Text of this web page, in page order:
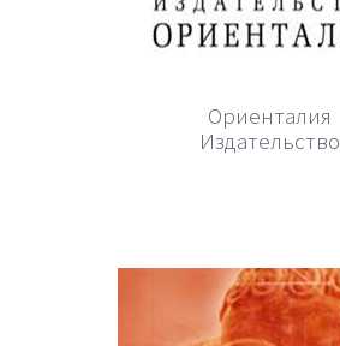
Ориенталия
Издательство